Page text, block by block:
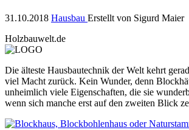
31.10.2018 Hausbau Erstellt von Sigurd Maier
Holzbauwelt.de
Die älteste Hausbautechnik der Welt kehrt
viel Macht zurück. Kein Wunder, denn
unheimlich viele Eigenschaften, die sie
wenn sich manche erst auf den zweiten Blick